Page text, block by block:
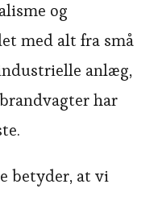
og
med alt fra små
anlæg,
har
betyder, at vi